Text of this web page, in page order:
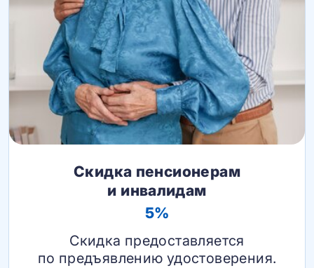
Скидка пенсионерам
и инвалидам
5%
Скидка предоставляется
по предъявлению удостоверения.